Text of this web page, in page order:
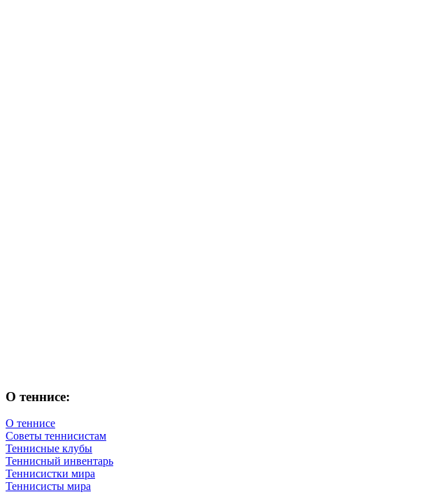
О теннисе:
О теннисе
Советы теннисистам
Теннисные клубы
Теннисный инвентарь
Теннисистки мира
Теннисисты мира